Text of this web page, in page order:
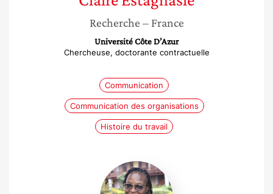
Recherche – France
Université Côte D’Azur
Chercheuse, doctorante contractuelle
Communication
Communication des organisations
Histoire du travail
Félicité
Djoukouo